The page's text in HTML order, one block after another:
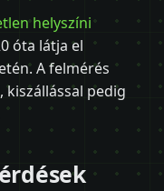
helyszíni
óta látja el
A felmérés
pedig